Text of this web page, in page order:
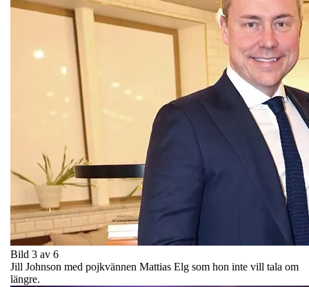
Bild 3 av 6
Jill Johnson med pojkvännen Mattias Elg som hon inte vill tala om
längre.